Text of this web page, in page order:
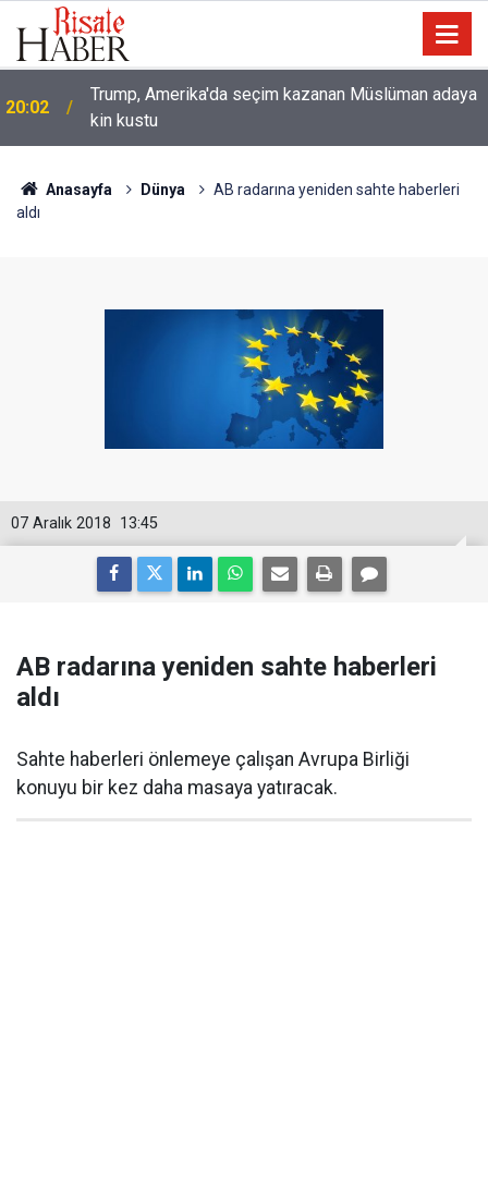
20:02
Trump, Amerika'da seçim kazanan Müslüman adaya
kin kustu
Anasayfa Dünya
AB radarına yeniden sahte haberleri
aldı
13:45
07 Aralık 2018
AB radarına yeniden sahte haberleri
aldı
Sahte haberleri önlemeye çalışan Avrupa Birliği
konuyu bir kez daha masaya yatıracak.